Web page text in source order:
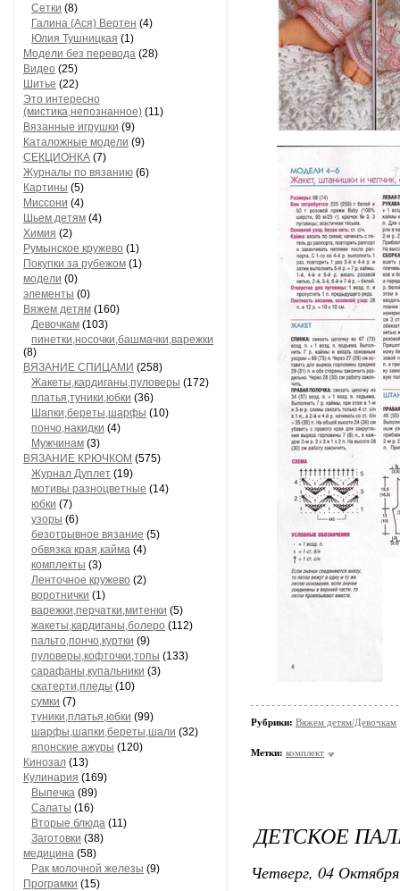
Сетки (8)
Галина (Ася) Вертен (4)
Юлия Тушницкая (1)
Модели без перевода (28)
Видео (25)
Шитье (22)
Это интересно
(мистика,непознанное) (11)
Вязанные игрушки (9)
Каталожные модели (9)
СЕКЦИОНКА (7)
Журналы по вязанию (6)
Картины (5)
Миссони (4)
Шьем детям (4)
Химия (2)
Румынское кружево (1)
Покупки за рубежом (1)
модели (0)
элементы (0)
Вяжем детям (160)
Девочкам (103)
пинетки,носочки,башмачки,варежки
(8)
ВЯЗАНИЕ СПИЦАМИ (258)
Жакеты,кардиганы,пуловеры (172)
платья,туники,юбки (36)
Шапки,береты,шарфы (10)
пончо,накидки (4)
Мужчинам (3)
ВЯЗАНИЕ КРЮЧКОМ (575)
Журнал Дуплет (19)
мотивы разноцветные (14)
юбки (7)
узоры (6)
безотрывное вязание (5)
обвязка края,кайма (4)
комплекты (3)
Ленточное кружево (2)
воротнички (1)
варежки,перчатки,митенки (5)
жакеты,кардиганы,болеро (112)
пальто,пончо,куртки (9)
пуловеры,кофточки,топы (133)
сарафаны,купальники (3)
скатерти,пледы (10)
сумки (7)
туники,платья,юбки (99)
шарфы,шапки,береты,шали (32)
японские ажуры (120)
Кинозал (13)
Кулинария (169)
Выпечка (89)
Салаты (16)
Вторые блюда (11)
Заготовки (38)
медицина (58)
Рак молочной железы (9)
Програмки (15)
Рубрики: Вяжем детям/Девочкам
Метки: комплект
ДЕТСКОЕ
Четверг, 04